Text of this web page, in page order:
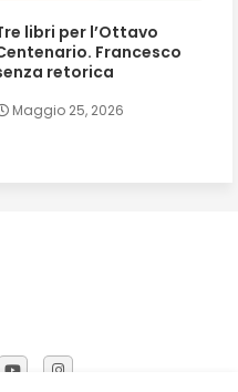
libri per l’Ottavo
Francesco
retorica
Maggio 25, 2026